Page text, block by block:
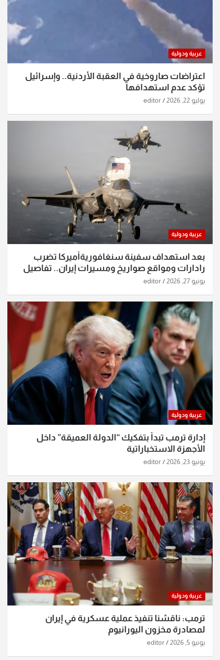
عربية ودولية
اعتراضات صاروخية في العقبة الأردنية.. وإسرائيل
تؤكد عدم استهدافها
يوليو 22, 2026 editor
عربية ودولية
بعد استهداف سفينة سنغافوريةأميركا تضرب
رادارات ومواقع صواريخ ومسيرات إيران.. تفاصيل
الساعات الماضية
يونيو 27, 2026 editor
عربية ودولية
إدارة ترمب تبدأ بتفكيك “الدولة العميقة” داخل
الأجهزة الاستخباراتية
يونيو 23, 2026 editor
عربية ودولية
ترمب: ناقشنا تنفيذ عملية عسكرية في إيران
لمصادرة مخزون اليورانيوم
يونيو 5, 2026 editor